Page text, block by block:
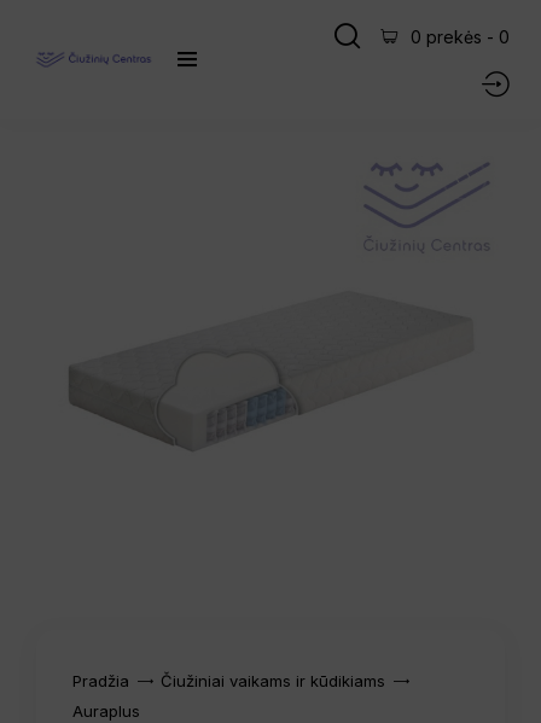
0 prekės - 0
Pradžia
Čiužiniai vaikams ir kūdikiams
Auraplus